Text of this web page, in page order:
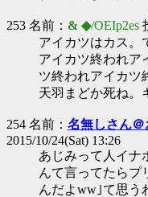
253 名前： & ◆/OEIp2es
アイカツはカス。
アイカツ終われア
ツ終われアイカツ
天羽まどか死ね。
254 名前： 名無しさん＠
2015/10/24(Sat) 13:26
あじみって人イナ
んて言ってたらプ
んだよww｣て思う